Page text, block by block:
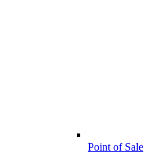
Point of Sale